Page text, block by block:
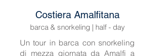
Costiera Amalfitana
barca & snorkeling | half - day
Un tour in barca con snorkeling
di mezza giornata da Amalfi a